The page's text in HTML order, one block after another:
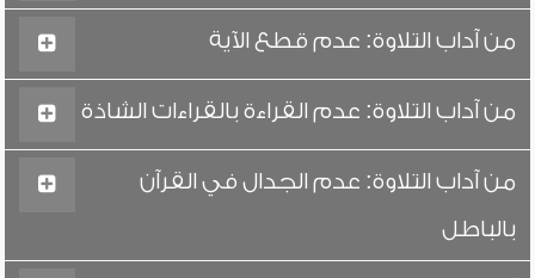
من آداب التلاوة: عدم قطع الآية
من آداب التلاوة: عدم القراءة بالقراءات الشاذة
من آداب التلاوة: عدم الجدال في القرآن
بالباطل